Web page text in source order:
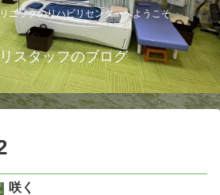
ニックのリハビリセンターへようこそ
スタッフのブログ
咲く